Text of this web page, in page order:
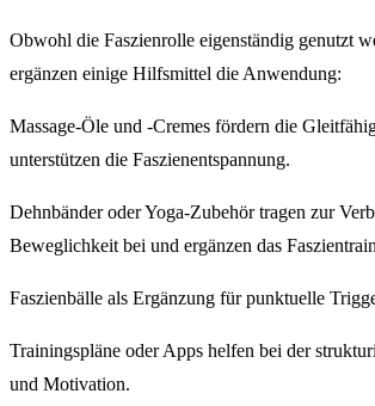
Obwohl die Faszienrolle eigenständig genutzt
ergänzen einige Hilfsmittel die Anwendung:
Massage-Öle und -Cremes fördern die
unterstützen die Faszienentspannung.
Dehnbänder oder Yoga-Zubehör tragen zur
Beweglichkeit bei und ergänzen das
Faszienbälle als Ergänzung für punktuelle
Trainingspläne oder Apps helfen bei der
und Motivation.